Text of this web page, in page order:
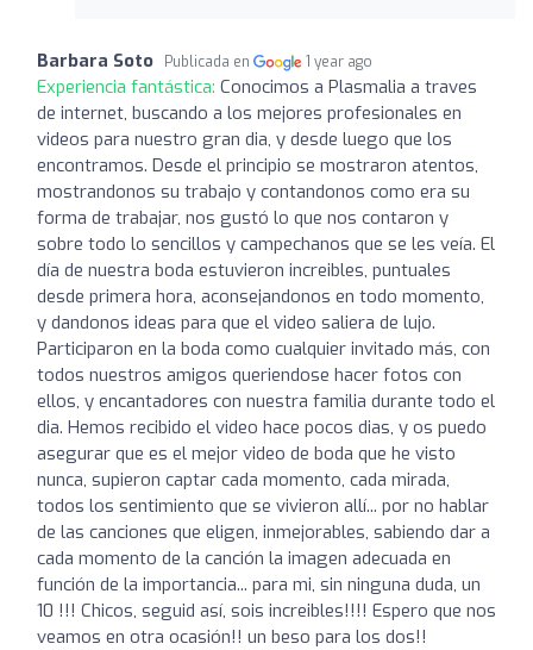
Barbara Soto Publicada en 1 year ago
Experiencia fantástica: Conocimos a Plasmalia a traves
de internet, buscando a los mejores profesionales en
videos para nuestro gran dia, y desde luego que los
encontramos. Desde el principio se mostraron atentos,
mostrandonos su trabajo y contandonos como era su
forma de trabajar, nos gustó lo que nos contaron y
sobre todo lo sencillos y campechanos que se les veía. El
día de nuestra boda estuvieron increibles, puntuales
desde primera hora, aconsejandonos en todo momento,
y dandonos ideas para que el video saliera de lujo.
Participaron en la boda como cualquier invitado más, con
todos nuestros amigos queriendose hacer fotos con
ellos, y encantadores con nuestra familia durante todo el
dia. Hemos recibido el video hace pocos dias, y os puedo
asegurar que es el mejor video de boda que he visto
nunca, supieron captar cada momento, cada mirada,
todos los sentimiento que se vivieron allí... por no hablar
de las canciones que eligen, inmejorables, sabiendo dar a
cada momento de la canción la imagen adecuada en
función de la importancia... para mi, sin ninguna duda, un
10 !!! Chicos, seguid así, sois increibles!!!! Espero que nos
veamos en otra ocasión!! un beso para los dos!!